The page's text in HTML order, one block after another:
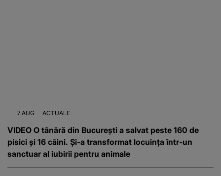
7 AUG ACTUALE
VIDEO O tânără din București a salvat peste 160 de
pisici și 16 câini. Și-a transformat locuința într-un
sanctuar al iubirii pentru animale